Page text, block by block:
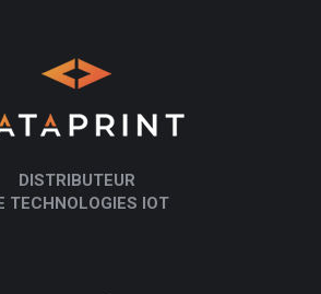
DISTRIBUTEUR
TECHNOLOGIES IOT